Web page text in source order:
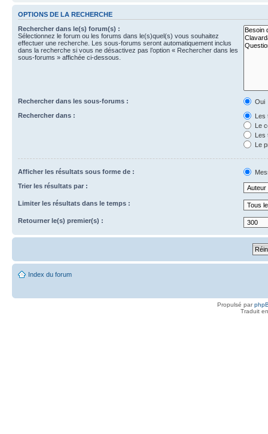
OPTIONS DE LA RECHERCHE
Rechercher dans le(s) forum(s) :
Sélectionnez le forum ou les forums dans le(s)quel(s) vous souhaitez
effectuer une recherche. Les sous-forums seront automatiquement inclus
dans la recherche si vous ne désactivez pas l’option « Rechercher dans les
sous-forums » affichée ci-dessous.
Rechercher dans les sous-forums :
Oui
Rechercher dans :
Les
Le
Les
Le
Afficher les résultats sous forme de :
Trier les résultats par :
Limiter les résultats dans le temps :
Retourner le(s) premier(s) :
Index du forum
Propulsé par
Traduit